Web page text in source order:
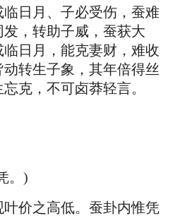
日月、子必受伤，蚕难
，转助子威，蚕获大
日月，能克妻财，难收
转生子象，其年倍得丝
克，不可卤莽轻言。
。)
价之高低。蚕卦内惟凭